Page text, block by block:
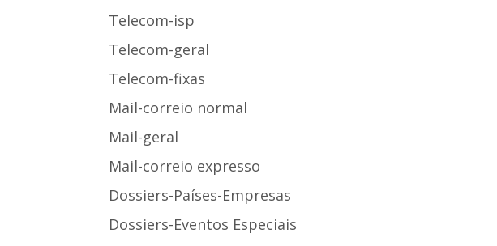
Telecom-isp
Telecom-geral
Telecom-fixas
Mail-correio normal
Mail-geral
Mail-correio expresso
Dossiers-Países-Empresas
Dossiers-Eventos Especiais